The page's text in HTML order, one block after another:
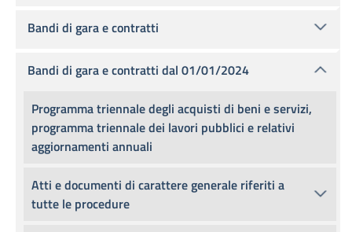
Bandi di gara e contratti
Bandi di gara e contratti dal 01/01/2024
Programma triennale degli acquisti di beni e servizi,
programma triennale dei lavori pubblici e relativi
aggiornamenti annuali
Atti e documenti di carattere generale riferiti a
tutte le procedure